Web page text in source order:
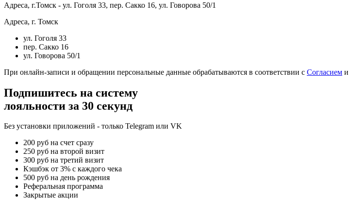
Адреса, г.Томск - ул. Гоголя 33, пер. Сакко 16, ул. Говорова 50/1
Адреса, г. Томск
ул. Гоголя 33
пер. Сакко 16
ул. Говорова 50/1
При онлайн-записи и обращении персональные данные обрабатываются в соответствии с Согласием и
Подпишитесь на систему
лояльности за 30 секунд
Без установки приложений - только Telegram или VK
200 руб на счет сразу
250 руб на второй визит
300 руб на третий визит
Кэшбэк от 3% с каждого чека
500 руб на день рождения
Реферальная программа
Закрытые акции